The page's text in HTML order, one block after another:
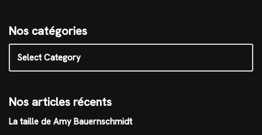
Nos catégories
Nos articles récents
La taille de Amy Bauernschmidt